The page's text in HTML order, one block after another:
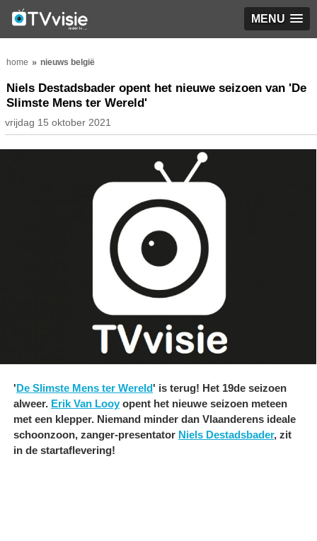
MENU
home nieuws belgië
Niels Destadsbader opent het nieuwe seizoen van 'De
Slimste Mens ter Wereld'
vrijdag 15 oktober 2021
'De Slimste Mens ter Wereld' is terug! Het 19de seizoen
alweer. Erik Van Looy opent het nieuwe seizoen meteen
met een klepper. Niemand minder dan Vlaanderens ideale
schoonzoon, zanger-presentator Niels Destadsbader, zit
in de startaflevering!